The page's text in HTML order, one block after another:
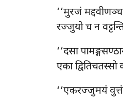
‘‘मुरजं
रज्जुयो च न
‘‘दसा
एका द्वितिचतस्सो
‘‘एकरज्जुमयं